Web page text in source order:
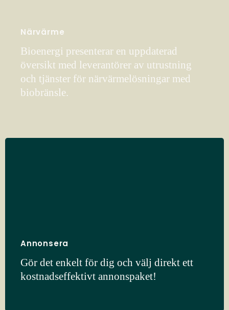
Närvärme
Bioenergi presenterar en uppdaterad
översikt med leverantörer av utrustning
och tjänster för närvärmelösningar med
biobränsle.
Annonsera
Gör det enkelt för dig och välj direkt ett
kostnadseffektivt annonspaket!